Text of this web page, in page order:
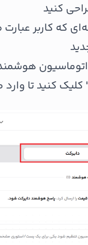
کنید
که کاربر
هوشمند
کنید تا